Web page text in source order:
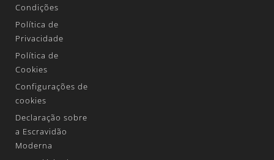
Condições
Política de
Privacidade
Política de
Cookies
Configurações de
cookies
Declaração sobre
a Escravidão
Moderna